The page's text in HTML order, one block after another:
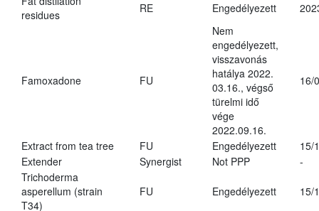
residues
RE Engedélyezett
Famoxadone FU
Nem
engedélyezett,
visszavonás
hatálya 2022.
03.16., végső
türelmi idő
vége
2022.09.16.
16/
Extract from tea tree FU Engedélyezett
15/
Extender
Synergist Not PPP
-
Trichoderma
asperellum (strain
T34)
FU Engedélyezett 15/